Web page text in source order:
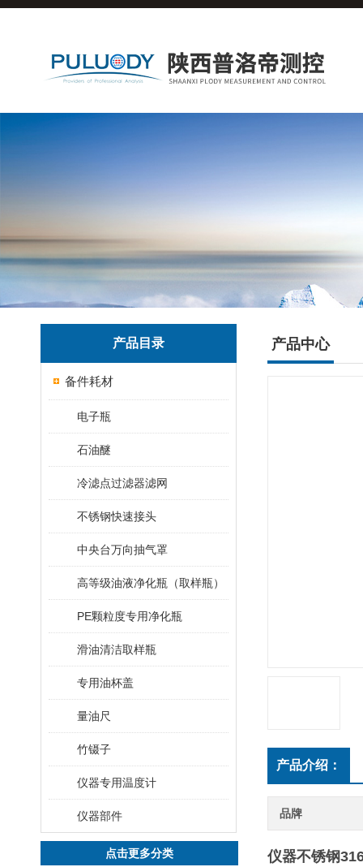
产品目录
备件耗材
电子瓶
石油醚
冷滤点过滤器滤网
不锈钢快速接头
中央台万向抽气罩
高等级油液净化瓶（取样瓶）
PE颗粒度专用净化瓶
滑油清洁取样瓶
专用油杯盖
量油尺
竹镊子
仪器专用温度计
仪器部件
点击更多分类
产品中心
产品介绍：
品牌
仪器不锈钢